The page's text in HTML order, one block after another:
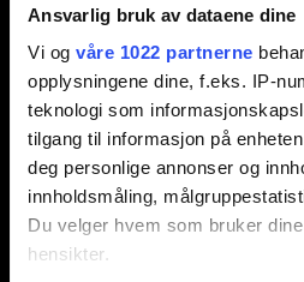
Ansvarlig bruk av dataene dine
Vi og våre 1022 partnerne
opplysningene dine, f.eks. IP-
teknologi som
tilgang til informasjon på
deg personlige annonser og
innholdsmåling,
Du velger hvem som bruker
hensikter.
Ansvarlig redaktør:
Jon Aamodt
Kontakt oss
Nyhetstips:
tips@n247.no